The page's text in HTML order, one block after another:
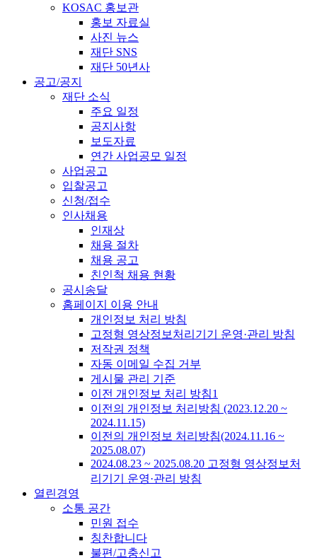
KOSAC 홍보관
홍보 자료실
사진 뉴스
재단 SNS
재단 50년사
공고/공지
재단 소식
주요 일정
공지사항
보도자료
연간 사업공모 일정
사업공고
입찰공고
신청/접수
인사채용
인재상
채용 절차
채용 공고
친인척 채용 현황
공시송달
홈페이지 이용 안내
개인정보 처리 방침
고정형 영상정보처리기기 운영·관리 방침
저작권 정책
자동 이메일 수집 거부
게시물 관리 기준
이전 개인정보 처리 방침1
이전의 개인정보 처리방침 (2023.12.20 ~
2024.11.15)
이전의 개인정보 처리방침(2024.11.16 ~
2025.08.07)
2024.08.23 ~ 2025.08.20 고정형 영상정보처
리기기 운영·관리 방침
열린경영
소통 공간
민원 접수
칭찬합니다
불편/고충신고